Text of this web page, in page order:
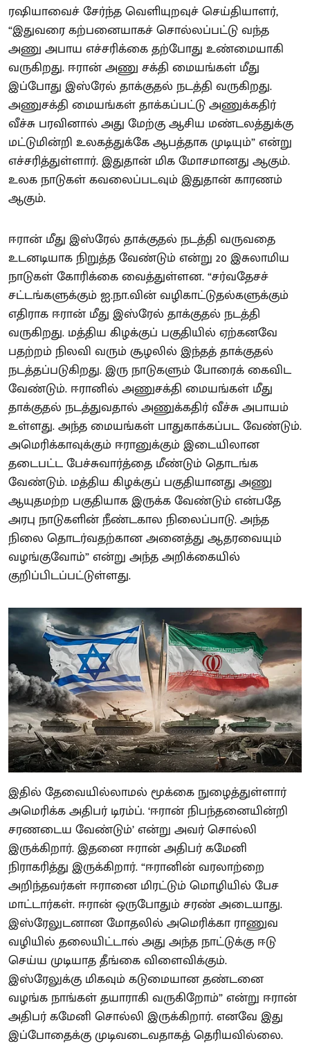
ரஷியாவைச் சேர்ந்த வெளியுறவுச் செய்தியாளர்,
“இதுவரை கற்பனையாகச் சொல்லப்பட்டு வந்த
அணு அபாய எச்சரிக்கை தற்போது உண்மையாகி
வருகிறது. ஈரான் அணு சக்தி மையங்கள் மீது
இப்போது இஸ்ரேல் தாக்குதல் நடத்தி வருகிறது.
அணுசக்தி மையங்கள் தாக்கப்பட்டு அணுக்கதிர்
வீச்சு பரவினால் அது மேற்கு ஆசிய மண்டலத்துக்கு
மட்டுமின்றி உலகத்துக்கே ஆபத்தாக முடியும்” என்று
எச்சரித்துள்ளார். இதுதான் மிக மோசமானது ஆகும்.
உலக நாடுகள் கவலைப்படவும் இதுதான் காரணம்
ஆகும்.
ஈரான் மீது இஸ்ரேல் தாக்குதல் நடத்தி வருவதை
உடனடியாக நிறுத்த வேண்டும் என்று 20 இசுலாமிய
நாடுகள் கோரிக்கை வைத்துள்ளன. “சர்வதேசச்
சட்டங்களுக்கும் ஐ.நா.வின் வழிகாட்டுதல்களுக்கும்
எதிராக ஈரான் மீது இஸ்ரேல் தாக்குதல் நடத்தி
வருகிறது. மத்திய கிழக்குப் பகுதியில் ஏற்கனவே
பதற்றம் நிலவி வரும் சூழலில் இந்தத் தாக்குதல்
நடத்தப்படுகிறது. இரு நாடுகளும் போரைக் கைவிட
வேண்டும். ஈரானில் அணுசக்தி மையங்கள் மீது
தாக்குதல் நடத்துவதால் அணுக்கதிர் வீச்சு அபாயம்
உள்ளது. அந்த மையங்கள் பாதுகாக்கப்பட வேண்டும்.
அமெரிக்காவுக்கும் ஈரானுக்கும் இடையிலான
தடைபட்ட பேச்சுவார்த்தை மீண்டும் தொடங்க
வேண்டும். மத்திய கிழக்குப் பகுதியானது அணு
ஆயுதமற்ற பகுதியாக இருக்க வேண்டும் என்பதே
அரபு நாடுகளின் நீண்டகால நிலைப்பாடு. அந்த
நிலை தொடர்வதற்கான அனைத்து ஆதரவையும்
வழங்குவோம்” என்று அந்த அறிக்கையில்
குறிப்பிடப்பட்டுள்ளது.
இதில் தேவையில்லாமல் மூக்கை நுழைத்துள்ளார்
அமெரிக்க அதிபர் டிரம்ப். ‘ஈரான் நிபந்தனையின்றி
சரணடைய வேண்டும்’ என்று அவர் சொல்லி
இருக்கிறார். இதனை ஈரான் அதிபர் கமேனி
நிராகரித்து இருக்கிறார். “ஈரானின் வரலாற்றை
அறிந்தவர்கள் ஈரானை மிரட்டும் மொழியில் பேச
மாட்டார்கள். ஈரான் ஒருபோதும் சரண் அடையாது.
இஸ்ரேலுடனான மோதலில் அமெரிக்கா ராணுவ
வழியில் தலையிட்டால் அது அந்த நாட்டுக்கு ஈடு
செய்ய முடியாத தீங்கை விளைவிக்கும்.
இஸ்ரேலுக்கு மிகவும் கடுமையான தண்டனை
வழங்க நாங்கள் தயாராகி வருகிறோம்” என்று ஈரான்
அதிபர் கமேனி சொல்லி இருக்கிறார். எனவே இது
இப்போதைக்கு முடிவடைவதாகத் தெரியவில்லை.